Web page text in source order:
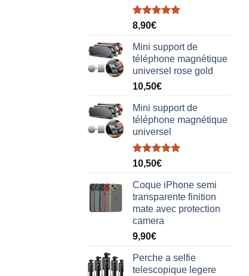
Note5.00
8,90€
Mini support de
téléphone magnétique
universel rose gold
10,50€
Mini support de
téléphone magnétique
universel
Note5.00
10,50€
Coque iPhone semi
transparente finition
mate avec protection
camera
9,90€
Perche a selfie
telescopique legere